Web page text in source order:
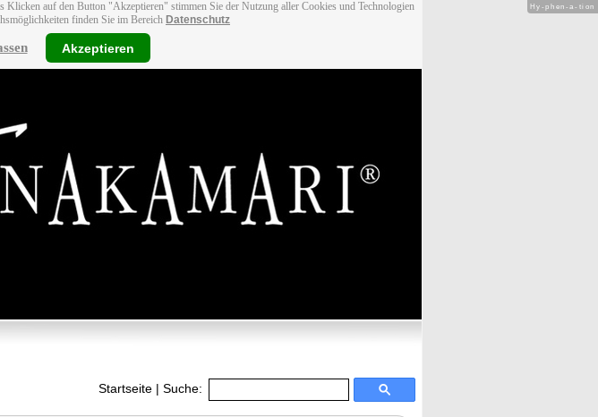
auf den Button "Akzeptieren" stimmen Sie der Nutzung aller Cookies und Technologien
finden Sie im Bereich Datenschutz
Akzeptieren
Startseite | Suche:
Hy-phen-a-tion